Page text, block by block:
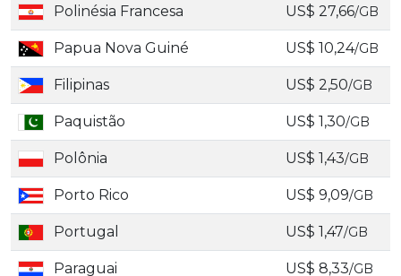
Polinésia Francesa US$ 27,66/GB
Papua Nova Guiné US$ 10,24/GB
Filipinas US$ 2,50/GB
Paquistão US$ 1,30/GB
Polônia US$ 1,43/GB
Porto Rico US$ 9,09/GB
Portugal US$ 1,47/GB
Paraguai US$ 8,33/GB